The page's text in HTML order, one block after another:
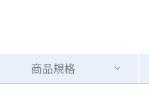
商品規格